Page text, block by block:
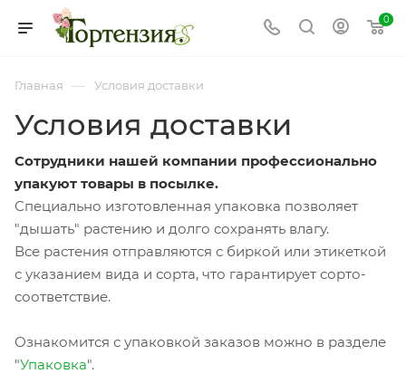
0
Главная — Условия доставки
Условия доставки
Сотрудники нашей компании профессионально
упакуют товары в посылке.
Специально изготовленная упаковка позволяет
"дышать" растению и долго сохранять влагу.
Все растения отправляются с биркой или этикеткой
с указанием вида и сорта, что гарантирует сорто-
соответствие.
Ознакомится с упаковкой заказов можно в разделе
"Упаковка".